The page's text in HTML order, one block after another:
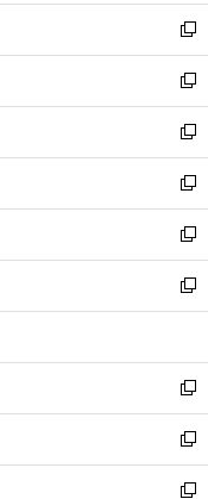
く
ウ
で
開
く
ン
ド
ウ
で
開
く
ウ
ィ
ン
ド
ウ
で
開
く
し
い
ウ
ィ
ン
ド
ウ
で
開
く
新
し
い
ウ
ィ
ン
ド
ウ
で
開
く
新
し
い
ウ
ィ
ン
ド
ウ
で
開
新
し
い
ウ
ィ
ン
ド
ウ
開
く
新
し
い
ウ
ィ
ン
ウ
で
開
く
新
し
い
ウ
ン
ド
ウ
で
開
く
新
し
ウ
ィ
ン
ド
ウ
で
新
し
い
ウ
ィ
新
し
い